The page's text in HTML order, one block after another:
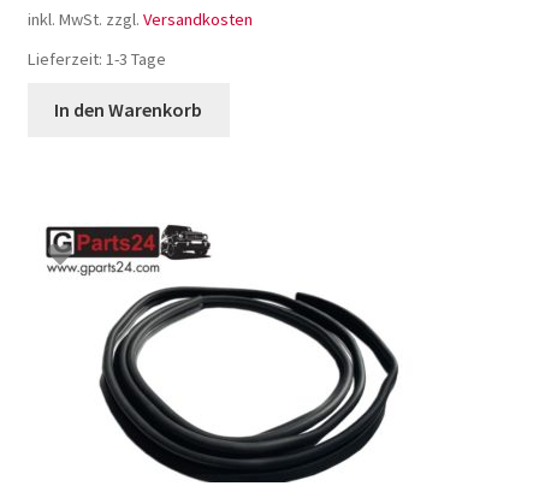
inkl. MwSt. zzgl. Versandkosten
Lieferzeit: 1-3 Tage
In den Warenkorb